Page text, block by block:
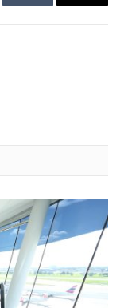
Tumblr Email